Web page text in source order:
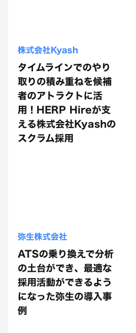
株式会社Kyash
タイムラインでのやり
取りの積み重ねを候補
者のアトラクトに活
用！HERP Hireが支
える株式会社Kyashの
スクラム採用
弥生株式会社
ATSの乗り換えで分析
の土台ができ、最適な
採用活動ができるよう
になった弥生の導入事
例